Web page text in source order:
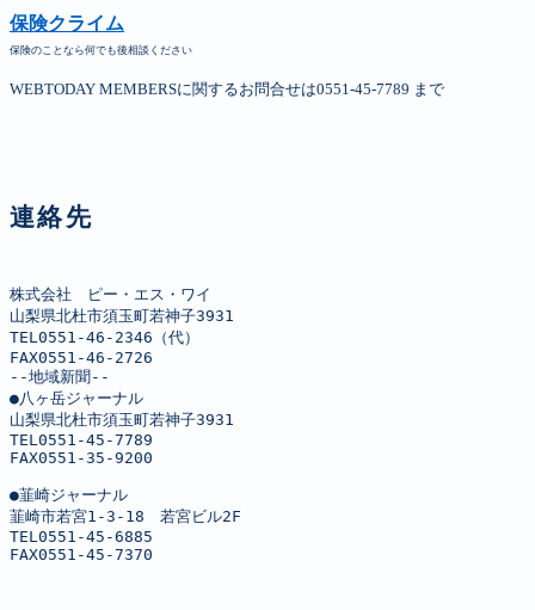
保険クライム
保険のことなら何でも後相談ください
WEBTODAY MEMBERSに関するお問合せは0551-45-7789 まで
連絡先
株式会社　ピー・エス・ワイ
山梨県北杜市須玉町若神子3931
TEL0551-46-2346（代）
FAX0551-46-2726
--地域新聞--
●八ヶ岳ジャーナル
山梨県北杜市須玉町若神子3931
TEL0551-45-7789
FAX0551-35-9200
●韮崎ジャーナル
韮崎市若宮1-3-18　若宮ビル2F
TEL0551-45-6885
FAX0551-45-7370